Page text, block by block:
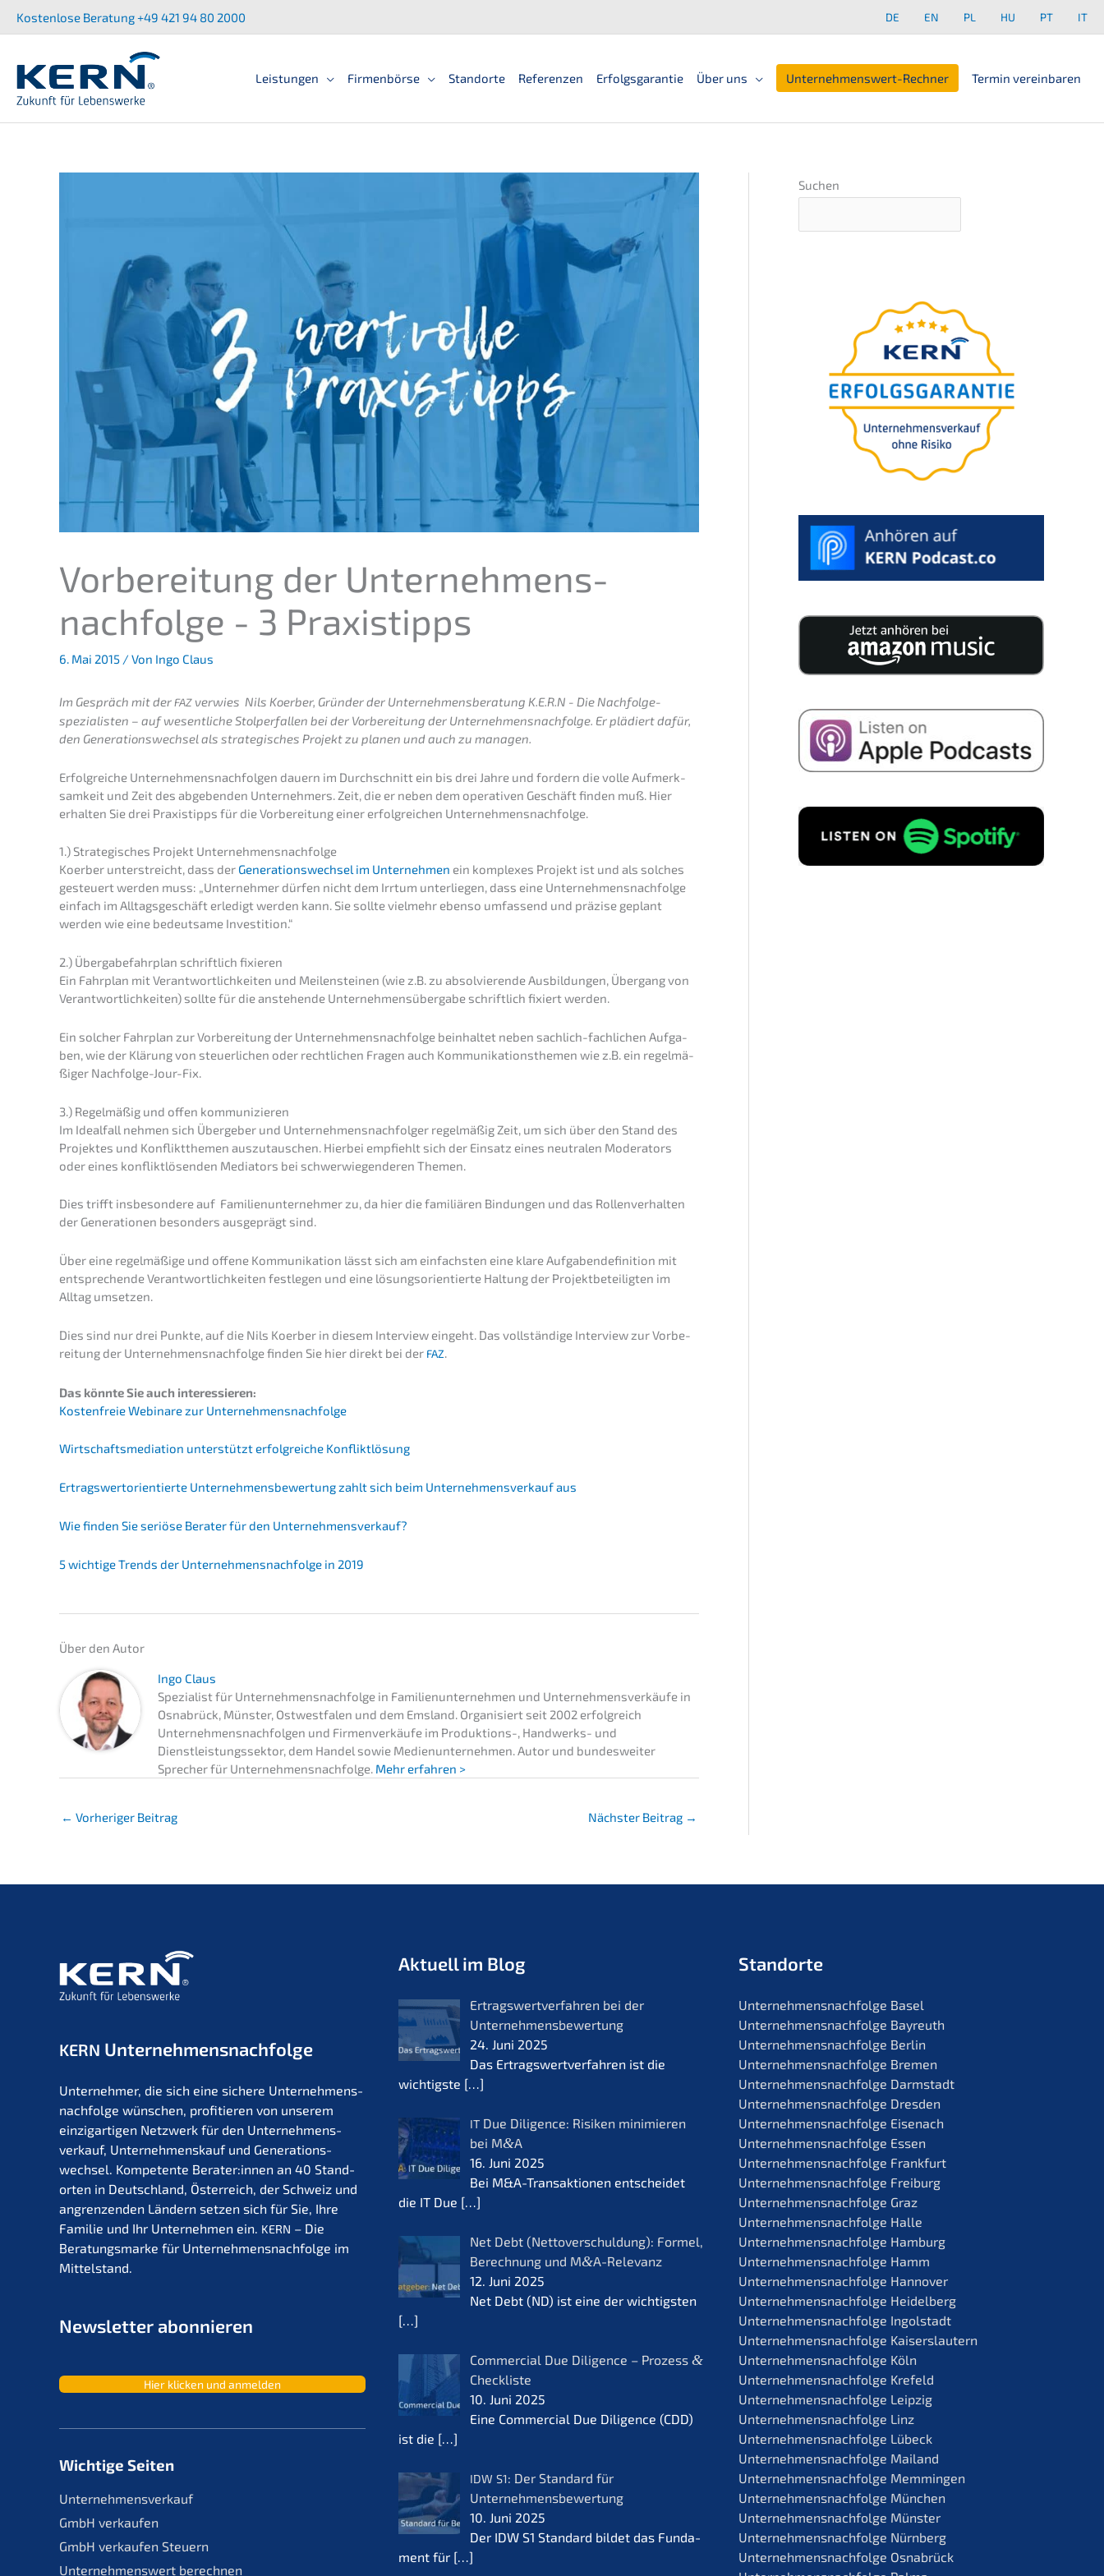
Inhalt
Kostenlose Beratung +49 421 94 80 2000 DE EN PL HU PT IT
Leistun­gen Firmen­bör­se Standorte Referen­zen Erfolgs­ga­ran­tie Über uns Unter­neh­mens­wert-Rechner Termin verein­ba­ren
Vorbe­rei­tung der Unternehmens­
nachfolge - 3 Praxistipps
6. Mai 2015 / Von Ingo Claus
Im Gespräch mit derFAZ verwies Nils Koerber, Gründer der Unternehmens­beratung K.E.R.N - Die Nachfolge­
spezialisten – auf wesent­li­che Stolper­fal­len bei der Vorbe­rei­tung der Unternehmens­nachfolge. Er plädiert dafür,
den Generations­wechsel als strate­gi­sches Projekt zu planen und auch zu managen.
Erfolg­rei­che Unter­neh­mens­nach­fol­gen dauern im Durch­schnitt ein bis drei Jahre und fordern die volle Aufmerk­
sam­keit und Zeit des abgeben­den Unter­neh­mers. Zeit, die er neben dem opera­ti­ven Geschäft finden muß. Hier
erhal­ten Sie drei Praxis­tipps für die Vorbe­rei­tung einer erfolg­rei­chen Unternehmensnachfolge.
1.) Strate­gi­sches Projekt Unternehmensnachfolge
Koerber unter­streicht, dass der Generations­wechsel im Unter­neh­men ein komple­xes Projekt ist und als solches
gesteu­ert werden muss: „Unter­neh­mer dürfen nicht dem Irrtum unter­lie­gen, dass eine Unternehmens­nachfolge
einfach im Alltags­ge­schäft erledigt werden kann. Sie sollte vielmehr ebenso umfas­send und präzi­se geplant
werden wie eine bedeut­sa­me Investition.“
2.) Überga­be­fahr­plan schrift­lich fixieren
Ein Fahrplan mit Verant­wort­lich­kei­ten und Meilen­stei­nen (wie z.B. zu absol­vie­ren­de Ausbil­dun­gen, Übergang von
Verant­wort­lich­kei­ten) sollte für die anste­hen­de Unter­neh­mens­über­ga­be schrift­lich fixiert werden.
Ein solcher Fahrplan zur Vorbe­rei­tung der Unternehmens­nachfolge beinhal­tet neben sachlich-fachli­chen Aufga­
ben, wie der Klärung von steuer­li­chen oder recht­li­chen Fragen auch Kommu­ni­ka­ti­ons­the­men wie z.B. ein regel­mä­
ßi­ger Nachfolge-Jour-Fix.
3.) Regel­mä­ßig und offen kommunizieren
Im Ideal­fall nehmen sich Überge­ber und Unter­neh­mens­nach­fol­ger regel­mä­ßig Zeit, um sich über den Stand des
Projek­tes und Konflikt­the­men auszu­tau­schen. Hierbei empfiehlt sich der Einsatz eines neutra­len Modera­tors
oder eines konflikt­lö­sen­den Media­tors bei schwer­wie­gen­de­ren Themen.
Dies trifft insbe­son­de­re auf Famili­en­un­ter­neh­mer zu, da hier die familiä­ren Bindun­gen und das Rollen­ver­hal­ten
der Genera­tio­nen beson­ders ausge­prägt sind.
Über eine regel­mä­ßi­ge und offene Kommu­ni­ka­ti­on lässt sich am einfachs­ten eine klare Aufga­ben­de­fi­ni­ti­on mit
entspre­chen­de Verant­wort­lich­kei­ten festle­gen und eine lösungs­ori­en­tier­te Haltung der Projekt­be­tei­lig­ten im
Alltag umsetzen.
Dies sind nur drei Punkte, auf die Nils Koerber in diesem Inter­view eingeht. Das vollstän­di­ge Inter­view zur Vorbe­
rei­tung der Unternehmens­nachfolge finden Sie hier direkt bei der FAZ.
Das könnte Sie auch interessieren:
Kosten­freie Webina­re zur Unternehmensnachfolge
Wirtschafts­me­dia­ti­on unter­stützt erfolg­rei­che Konfliktlösung
Ertrags­wert­ori­en­tier­te Unter­neh­mens­be­wer­tung zahlt sich beim Unter­nehmens­verkauf aus
Wie finden Sie seriö­se Berater für den Unternehmensverkauf?
5 wichti­ge Trends der Unternehmens­nachfolge in 2019
Über den Autor
Ingo Claus
Spezialist für Unternehmensnachfolge in Familienunternehmen und Unternehmensverkäufe in
Osnabrück, Münster, Ostwestfalen und dem Emsland. Organisiert seit 2002 erfolgreich
Unternehmensnachfolgen und Firmenverkäufe im Produktions-, Handwerks- und
Dienstleistungssektor, dem Handel sowie Medienunternehmen. Autor und bundesweiter
Sprecher für Unternehmensnachfolge. Mehr erfahren >
← Vorheriger Beitrag Nächster Beitrag →
Suchen
Unternehmens-
wert-Einschätzung
in 5 Minuten
Für Siekostenfrei.100%
vertraulich. Inklusive
Auswertung.
BEWERTUNG STARTEN >
KERN Unternehmens­nachfolge
Unter­neh­mer, die sich eine siche­re Unternehmens­
nachfolge wünschen, profi­tie­ren von unserem
einzig­ar­ti­gen Netzwerk für den Unter­nehmens­
verkauf, Unter­nehmens­kauf und Generations­
wechsel. Kompe­ten­te Berater:innen an 40 Stand­
or­ten in Deutsch­land, Öster­reich, der Schweiz und
angren­zen­den Ländern setzen sich für Sie, Ihre
Familie und Ihr Unter­neh­men ein. KERN – Die
Beratungs­mar­ke für Unternehmens­nachfolge im
Mittelstand.
Newslet­ter abonnieren
Hier klicken und anmelden
Wichtige Seiten
Unternehmensverkauf
GmbH verkaufen
GmbH verkaufen Steuern
Unternehmenswert berechnen
Aktuell im Blog
Ertrags­wert­ver­fah­ren bei der
Unternehmensbewertung
24. Juni 2025
Das Ertrags­wert­ver­fah­ren ist die
wichtigs­te […]
IT Due Diligence: Risiken minimie­ren
bei M&A
16. Juni 2025
Bei M&A-Transaktionen entschei­det
die IT Due […]
Net Debt (Netto­ver­schul­dung): Formel,
Berech­nung und M&A-Relevanz
12. Juni 2025
Net Debt (ND) ist eine der wichtigs­ten
[…]
Commer­cial Due Diligence – Prozess&
Checkliste
10. Juni 2025
Eine Commer­cial Due Diligence (CDD)
ist die […]
IDW S1: Der Standard für
Unternehmensbewertung
10. Juni 2025
Der IDW S1 Standard bildet das Funda­
ment für […]
Standorte
Unternehmens­nachfolge Basel
Unternehmens­nachfolge Bayreuth
Unternehmens­nachfolge Berlin
Unternehmens­nachfolge Bremen
Unternehmens­nachfolge Darmstadt
Unternehmens­nachfolge Dresden
Unternehmens­nachfolge Eisenach
Unternehmens­nachfolge Essen
Unternehmens­nachfolge Frankfurt
Unternehmens­nachfolge Freiburg
Unternehmens­nachfolge Graz
Unternehmens­nachfolge Halle
Unternehmens­nachfolge Hamburg
Unternehmens­nachfolge Hamm
Unternehmens­nachfolge Hannover
Unternehmens­nachfolge Heidelberg
Unternehmens­nachfolge Ingolstadt
Unternehmens­nachfolge Kaiserslautern
Unternehmens­nachfolge Köln
Unternehmens­nachfolge Krefeld
Unternehmens­nachfolge Leipzig
Unternehmens­nachfolge Linz
Unternehmens­nachfolge Lübeck
Unternehmens­nachfolge Mailand
Unternehmens­nachfolge Memmingen
Unternehmens­nachfolge München
Unternehmens­nachfolge Münster
Unternehmens­nachfolge Nürnberg
Unternehmens­nachfolge Osnabrück